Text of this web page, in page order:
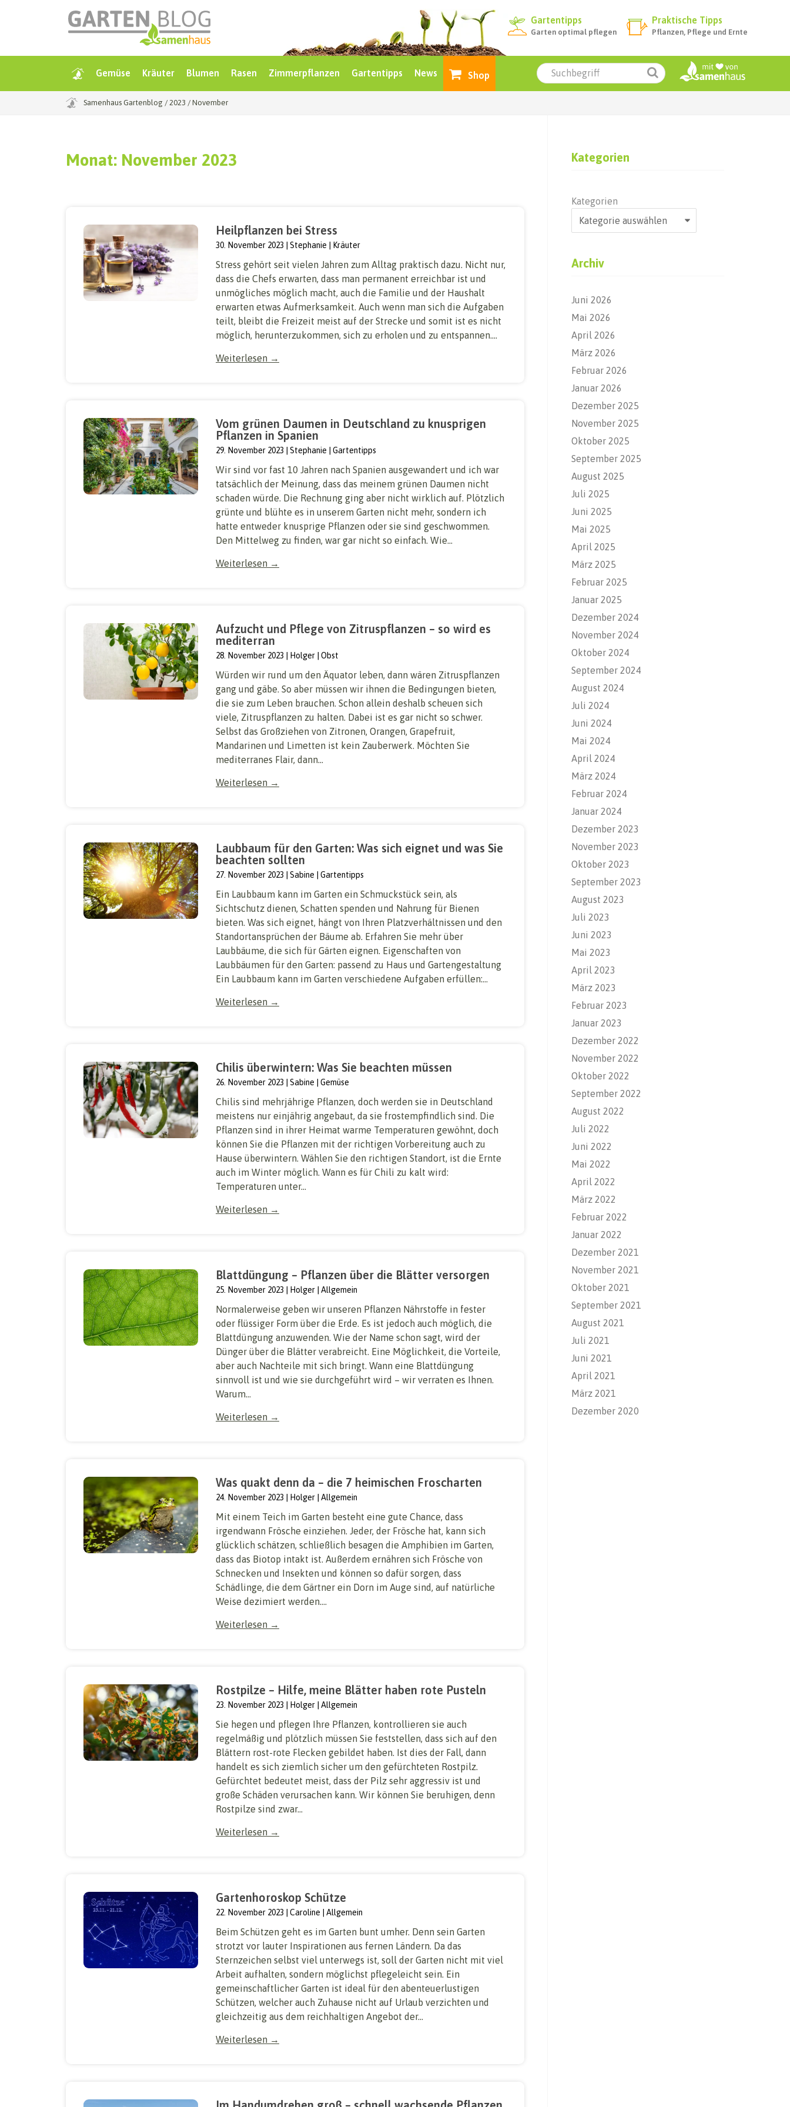
Gartentipps
Garten optimal pflegen
Praktische Tipps
Pflanzen, Pflege und Ernte
Gemüse Kräuter Blumen Rasen Zimmerpflanzen Gartentipps News Shop
Samenhaus Gartenblog / 2023 / November
Monat: November 2023
Heilpflanzen bei Stress
30. November 2023 Stephanie Kräuter
Stress gehört seit vielen Jahren zum Alltag praktisch dazu. Nicht nur,
dass die Chefs erwarten, dass man permanent erreichbar ist und
unmögliches möglich macht, auch die Familie und der Haushalt
erwarten etwas Aufmerksamkeit. Auch wenn man sich die Aufgaben
teilt, bleibt die Freizeit meist auf der Strecke und somit ist es nicht
möglich, herunterzukommen, sich zu erholen und zu entspannen....
Weiterlesen →
Vom grünen Daumen in Deutschland zu knusprigen
Pflanzen in Spanien
29. November 2023 Stephanie Gartentipps
Wir sind vor fast 10 Jahren nach Spanien ausgewandert und ich war
tatsächlich der Meinung, dass das meinem grünen Daumen nicht
schaden würde. Die Rechnung ging aber nicht wirklich auf. Plötzlich
grünte und blühte es in unserem Garten nicht mehr, sondern ich
hatte entweder knusprige Pflanzen oder sie sind geschwommen.
Den Mittelweg zu finden, war gar nicht so einfach. Wie...
Weiterlesen →
Aufzucht und Pflege von Zitruspflanzen – so wird es
mediterran
28. November 2023 Holger Obst
Würden wir rund um den Äquator leben, dann wären Zitruspflanzen
gang und gäbe. So aber müssen wir ihnen die Bedingungen bieten,
die sie zum Leben brauchen. Schon allein deshalb scheuen sich
viele, Zitruspflanzen zu halten. Dabei ist es gar nicht so schwer.
Selbst das Großziehen von Zitronen, Orangen, Grapefruit,
Mandarinen und Limetten ist kein Zauberwerk. Möchten Sie
mediterranes Flair, dann...
Weiterlesen →
Laubbaum für den Garten: Was sich eignet und was Sie
beachten sollten
27. November 2023 Sabine Gartentipps
Ein Laubbaum kann im Garten ein Schmuckstück sein, als
Sichtschutz dienen, Schatten spenden und Nahrung für Bienen
bieten. Was sich eignet, hängt von Ihren Platzverhältnissen und den
Standortansprüchen der Bäume ab. Erfahren Sie mehr über
Laubbäume, die sich für Gärten eignen. Eigenschaften von
Laubbäumen für den Garten: passend zu Haus und Gartengestaltung
Ein Laubbaum kann im Garten verschiedene Aufgaben erfüllen:...
Weiterlesen →
Chilis überwintern: Was Sie beachten müssen
26. November 2023 Sabine Gemüse
Chilis sind mehrjährige Pflanzen, doch werden sie in Deutschland
meistens nur einjährig angebaut, da sie frostempfindlich sind. Die
Pflanzen sind in ihrer Heimat warme Temperaturen gewöhnt, doch
können Sie die Pflanzen mit der richtigen Vorbereitung auch zu
Hause überwintern. Wählen Sie den richtigen Standort, ist die Ernte
auch im Winter möglich. Wann es für Chili zu kalt wird:
Temperaturen unter...
Weiterlesen →
Blattdüngung – Pflanzen über die Blätter versorgen
25. November 2023 Holger Allgemein
Normalerweise geben wir unseren Pflanzen Nährstoffe in fester
oder flüssiger Form über die Erde. Es ist jedoch auch möglich, die
Blattdüngung anzuwenden. Wie der Name schon sagt, wird der
Dünger über die Blätter verabreicht. Eine Möglichkeit, die Vorteile,
aber auch Nachteile mit sich bringt. Wann eine Blattdüngung
sinnvoll ist und wie sie durchgeführt wird – wir verraten es Ihnen.
Warum...
Weiterlesen →
Was quakt denn da – die 7 heimischen Froscharten
24. November 2023 Holger Allgemein
Mit einem Teich im Garten besteht eine gute Chance, dass
irgendwann Frösche einziehen. Jeder, der Frösche hat, kann sich
glücklich schätzen, schließlich besagen die Amphibien im Garten,
dass das Biotop intakt ist. Außerdem ernähren sich Frösche von
Schnecken und Insekten und können so dafür sorgen, dass
Schädlinge, die dem Gärtner ein Dorn im Auge sind, auf natürliche
Weise dezimiert werden....
Weiterlesen →
Rostpilze – Hilfe, meine Blätter haben rote Pusteln
23. November 2023 Holger Allgemein
Sie hegen und pflegen Ihre Pflanzen, kontrollieren sie auch
regelmäßig und plötzlich müssen Sie feststellen, dass sich auf den
Blättern rost-rote Flecken gebildet haben. Ist dies der Fall, dann
handelt es sich ziemlich sicher um den gefürchteten Rostpilz.
Gefürchtet bedeutet meist, dass der Pilz sehr aggressiv ist und
große Schäden verursachen kann. Wir können Sie beruhigen, denn
Rostpilze sind zwar...
Weiterlesen →
Gartenhoroskop Schütze
22. November 2023 Caroline Allgemein
Beim Schützen geht es im Garten bunt umher. Denn sein Garten
strotzt vor lauter Inspirationen aus fernen Ländern. Da das
Sternzeichen selbst viel unterwegs ist, soll der Garten nicht mit viel
Arbeit aufhalten, sondern möglichst pflegeleicht sein. Ein
gemeinschaftlicher Garten ist ideal für den abenteuerlustigen
Schützen, welcher auch Zuhause nicht auf Urlaub verzichten und
gleichzeitig aus dem reichhaltigen Angebot der...
Weiterlesen →
Kategorien
Kategorien
Archiv
Juni 2026
Mai 2026
April 2026
März 2026
Februar 2026
Januar 2026
Dezember 2025
November 2025
Oktober 2025
September 2025
August 2025
Juli 2025
Juni 2025
Mai 2025
April 2025
März 2025
Februar 2025
Januar 2025
Dezember 2024
November 2024
Oktober 2024
September 2024
August 2024
Juli 2024
Juni 2024
Mai 2024
April 2024
März 2024
Februar 2024
Januar 2024
Dezember 2023
November 2023
Oktober 2023
September 2023
August 2023
Juli 2023
Juni 2023
Mai 2023
April 2023
März 2023
Februar 2023
Januar 2023
Dezember 2022
November 2022
Oktober 2022
September 2022
August 2022
Juli 2022
Juni 2022
Mai 2022
April 2022
März 2022
Februar 2022
Januar 2022
Dezember 2021
November 2021
Oktober 2021
September 2021
August 2021
Juli 2021
Juni 2021
April 2021
März 2021
Dezember 2020